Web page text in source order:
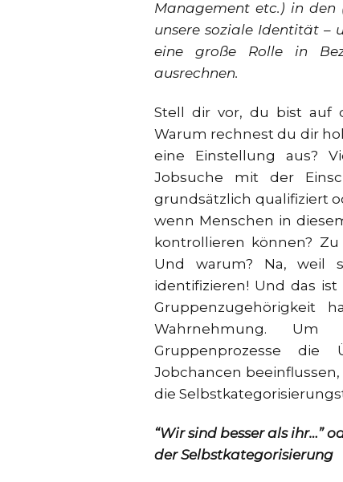
Management etc.) in
unsere soziale Identität –
eine große Rolle in
ausrechnen.
Stell dir vor, du bist auf
Warum rechnest du dir
eine Einstellung aus?
Jobsuche mit der
grundsätzlich qualifiziert
wenn Menschen in
kontrollieren können?
Und warum? Na, weil
identifizieren! Und das
Gruppenzugehörigkeit
Wahrnehmung. Um
Gruppenprozesse die
Jobchancen
die
“Wir sind besser als ihr…”
der Selbstkategorisierung